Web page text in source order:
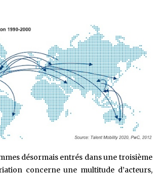
désormais entrés dans une troisième
concerne une multitude d’acteurs,